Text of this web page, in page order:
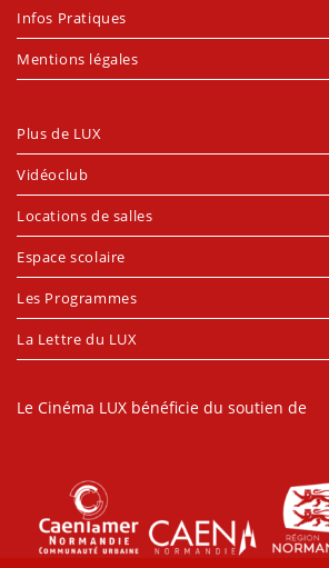
Infos Pratiques
Mentions légales
Plus de LUX
Vidéoclub
Locations de salles
Espace scolaire
Les Programmes
La Lettre du LUX
Le Cinéma LUX bénéficie du soutien de